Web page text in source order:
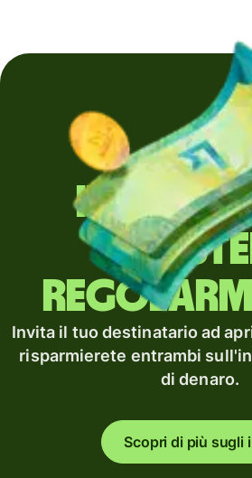
Invii
Invita il tuo destinatario ad
risparmierete entrambi
di denaro.
Scopri di più sugli